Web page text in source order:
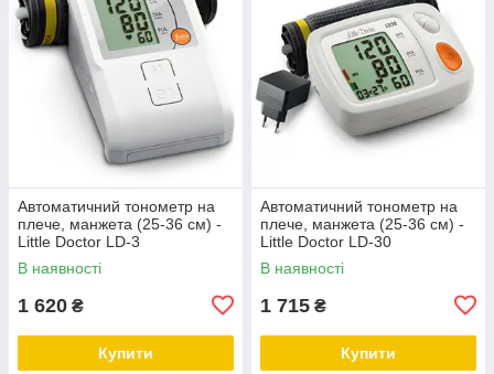
Автоматичний тонометр на
плече, манжета (25-36 см) -
Little Doctor LD-3
В наявності
1 620 ₴
Купити
Автоматичний тонометр на
плече, манжета (25-36 см) -
Little Doctor LD-30
В наявності
1 715 ₴
Купити